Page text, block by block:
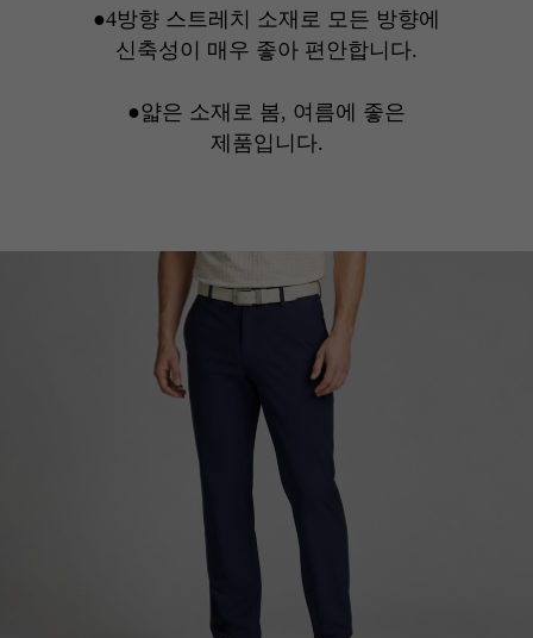
●4방향 스트레치 소재로 모든 방향에
신축성이 매우 좋아 편안합니다.
●얇은 소재로 봄, 여름에 좋은
제품입니다.